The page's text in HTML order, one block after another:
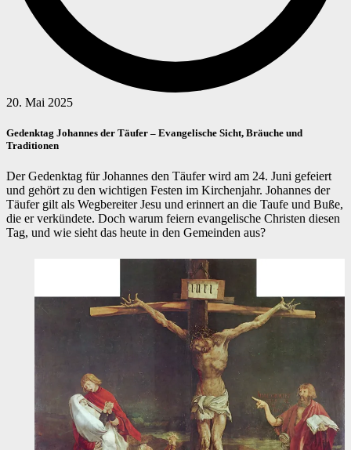
20. Mai 2025
Gedenktag Johannes der Täufer – Evangelische Sicht, Bräuche und
Traditionen
Der Gedenktag für Johannes den Täufer wird am 24. Juni gefeiert
und gehört zu den wichtigen Festen im Kirchenjahr. Johannes der
Täufer gilt als Wegbereiter Jesu und erinnert an die Taufe und Buße,
die er verkündete. Doch warum feiern evangelische Christen diesen
Tag, und wie sieht das heute in den Gemeinden aus?